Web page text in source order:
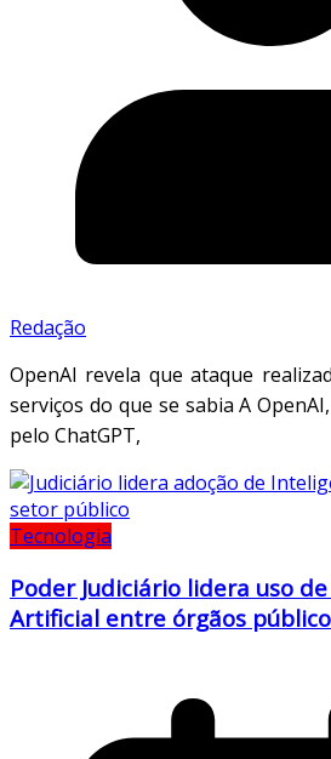
Redação
OpenAI revela que ataque
serviços do que se sabia A
pelo ChatGPT,
Tecnologia
Poder Judiciário lidera uso
Artificial entre órgãos